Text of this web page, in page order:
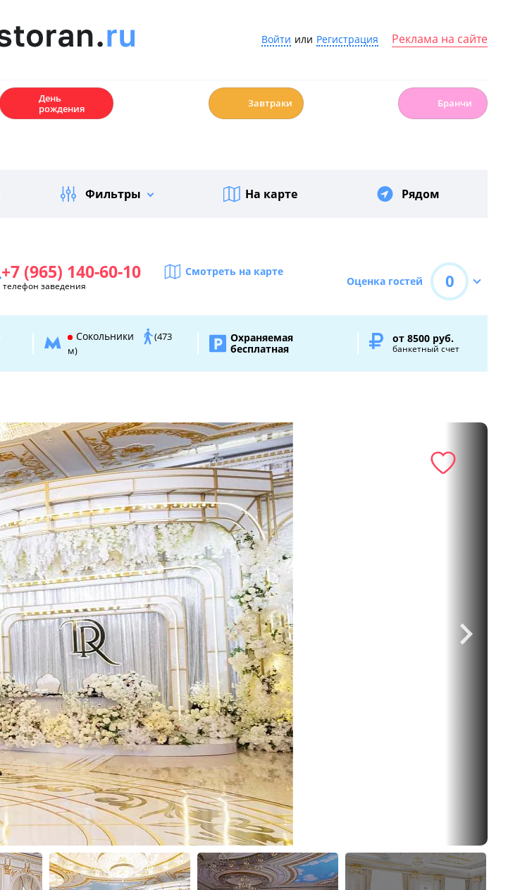
Войти или Регистрация Реклама на сайте
День
рождения
Завтраки Бранчи
Фильтры На карте Рядом
+7 (965) 140-60-10
телефон заведения
Смотреть на карте
Оценка гостей 0
Сокольники
(473
м)
Охраняемая
бесплатная
от 8500 руб.
банкетный счет